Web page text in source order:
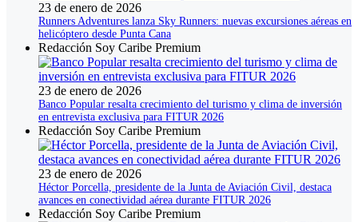
23 de enero de 2026
Runners Adventures lanza Sky Runners: nuevas excursiones aéreas en
helicóptero desde Punta Cana
Redacción Soy Caribe Premium
23 de enero de 2026
Banco Popular resalta crecimiento del turismo y clima de inversión
en entrevista exclusiva para FITUR 2026
Redacción Soy Caribe Premium
23 de enero de 2026
Héctor Porcella, presidente de la Junta de Aviación Civil, destaca
avances en conectividad aérea durante FITUR 2026
Redacción Soy Caribe Premium